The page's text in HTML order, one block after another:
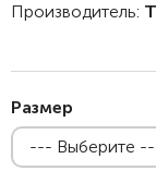
Производитель:
Размер
--- Выберите